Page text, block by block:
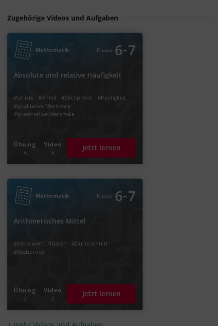
Zugehörige Videos und Aufgaben
Mathematik Klasse 6‐7
Absolute und relative Häufigkeit
#Urliste #Anteil #Stichprobe
#Häufigkeit
#qualitative Merkmale
#quantitative Merkmale
Übung
5
Video
5
Jetzt lernen
Mathematik Klasse 6‐7
Arithmetisches Mittel
#Mittelwert #Daten
#Durchschnitt
#Stichprobe
Übung
2
Video
2
Jetzt lernen